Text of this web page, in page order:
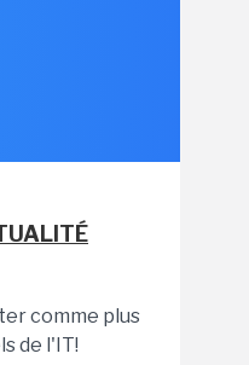
comme plus
de l'IT!